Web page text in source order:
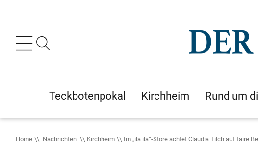
Teckbotenpokal Kirchheim Rund um
Home Nachrichten Kirchheim Im „ila ila“-Store achtet Claudia Tilch auf faire